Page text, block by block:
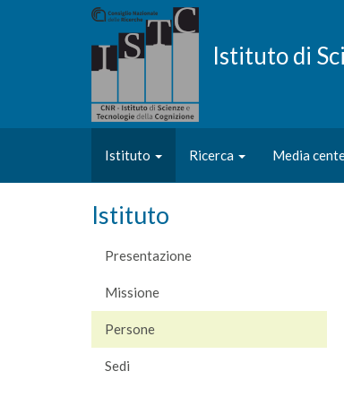
Istituto di
Istituto Ricerca Media
Istituto
Presentazione
Missione
Persone
Sedi